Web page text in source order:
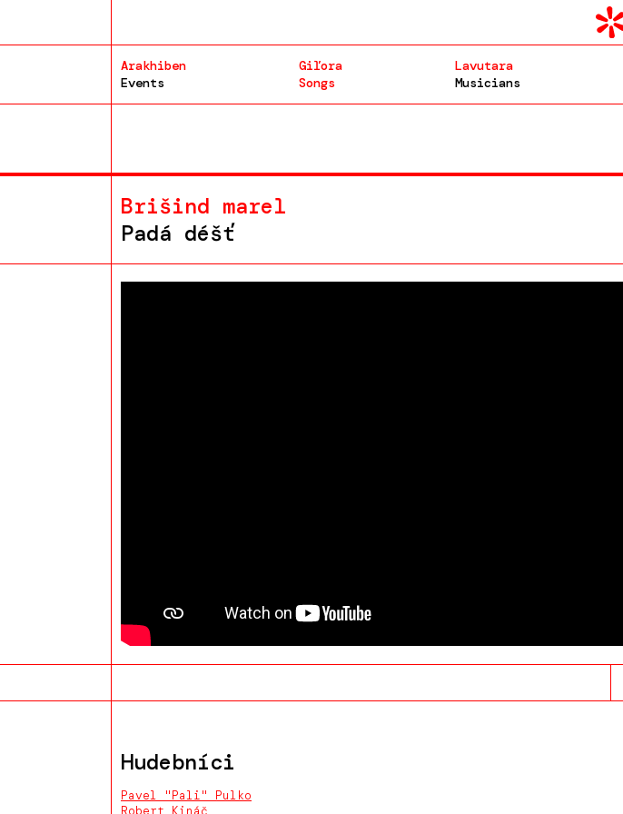
Arakhiben
Events
Giľora
Songs
Lavutara
Musicians
Brišind marel
Padá déšť
Hudebníci
Pavel "Pali" Pulko
Robert Kináč